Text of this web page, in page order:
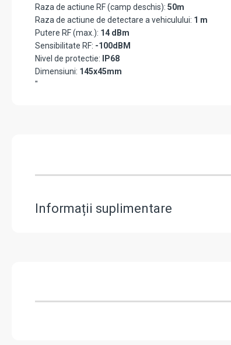
Raza de actiune RF (camp deschis): 50m
Raza de actiune de detectare a vehiculului: 1 m
Putere RF (max.): 14 dBm
Sensibilitate RF: -100dBM
Nivel de protectie:
IP68
Dimensiuni: 145x45mm
"
Informații suplimentare